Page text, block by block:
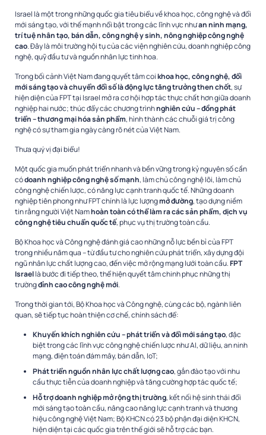
Israel là một trong những quốc gia tiêu biểu về khoa học, công nghệ và đổi
mới sáng tạo, với thế mạnh nổi bật trong các lĩnh vực nhưan ninh mạng,
trí tuệ nhân tạo, bán dẫn, công nghệ y sinh, nông nghiệp công nghệ
cao. Đây là môi trường hội tụ của các viện nghiên cứu, doanh nghiệp công
nghệ, quỹ đầu tư và nguồn nhân lực tinh hoa.
Trong bối cảnh Việt Nam đang quyết tâm coikhoa học, công nghệ, đổi
mới sáng tạo và chuyển đổi số là động lực tăng trưởng then chốt, sự
hiện diện của FPT tại Israel mở ra cơ hội hợp tác thực chất hơn giữa doanh
nghiệp hai nước; thúc đẩy các chương trìnhnghiên cứu – đồng phát
triển – thương mại hóa sản phẩm, hình thành các chuỗi giá trị công
nghệ có sự tham gia ngày càng rõ nét của Việt Nam.
Thưa quý vị đại biểu!
Một quốc gia muốn phát triển nhanh và bền vững trong kỷ nguyên số cần
códoanh nghiệp công nghệ số mạnh, làm chủ công nghệ lõi, làm chủ
công nghệ chiến lược, có năng lực cạnh tranh quốc tế. Những doanh
nghiệp tiên phong như FPT chính là lực lượngmở đường, tạo dựng niềm
tin rằng người Việt Namhoàn toàn có thể làm ra các sản phẩm, dịch vụ
công nghệ tiêu chuẩn quốc tế, phục vụ thị trường toàn cầu.
Bộ Khoa học và Công nghệ đánh giá cao những nỗ lực bền bỉ của FPT
trong nhiều năm qua – từ đầu tư cho nghiên cứu phát triển, xây dựng đội
ngũ nhân lực chất lượng cao, đến việc mở rộng mạng lưới toàn cầu.FPT
Israellà bước đi tiếp theo, thể hiện quyết tâm chinh phục những thị
trườngđỉnh cao công nghệ mới.
Trong thời gian tới, Bộ Khoa học và Công nghệ, cùng các bộ, ngành liên
quan, sẽ tiếp tục hoàn thiện cơ chế, chính sách để:
Khuyến khích nghiên cứu – phát triển và đổi mới sáng tạo, đặc
biệt trong các lĩnh vực công nghệ chiến lược như AI, dữ liệu, an ninh
mạng, điện toán đám mây, bán dẫn, IoT;
Phát triển nguồn nhân lực chất lượng cao, gắn đào tạo với nhu
cầu thực tiễn của doanh nghiệp và tăng cường hợp tác quốc tế;
Hỗ trợ doanh nghiệp mở rộng thị trường, kết nối hệ sinh thái đổi
mới sáng tạo toàn cầu, nâng cao năng lực cạnh tranh và thương
hiệu công nghệ Việt Nam; Bộ KHCN có 23 bộ phận đại diện KHCN,
hiện diện tại các quốc gia trên thế giới sẽ hỗ trợ các bạn.